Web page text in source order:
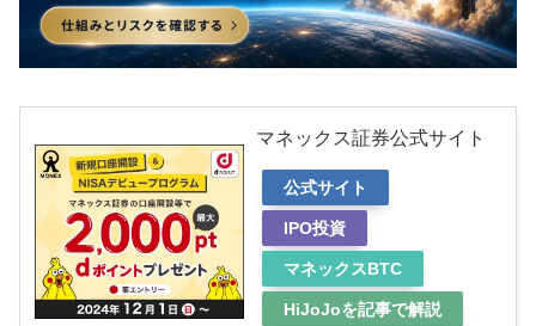
マネックス証券公式サイト
公式サイト
IPO投資
マネックスBTC
HiJoJoを記事で解説